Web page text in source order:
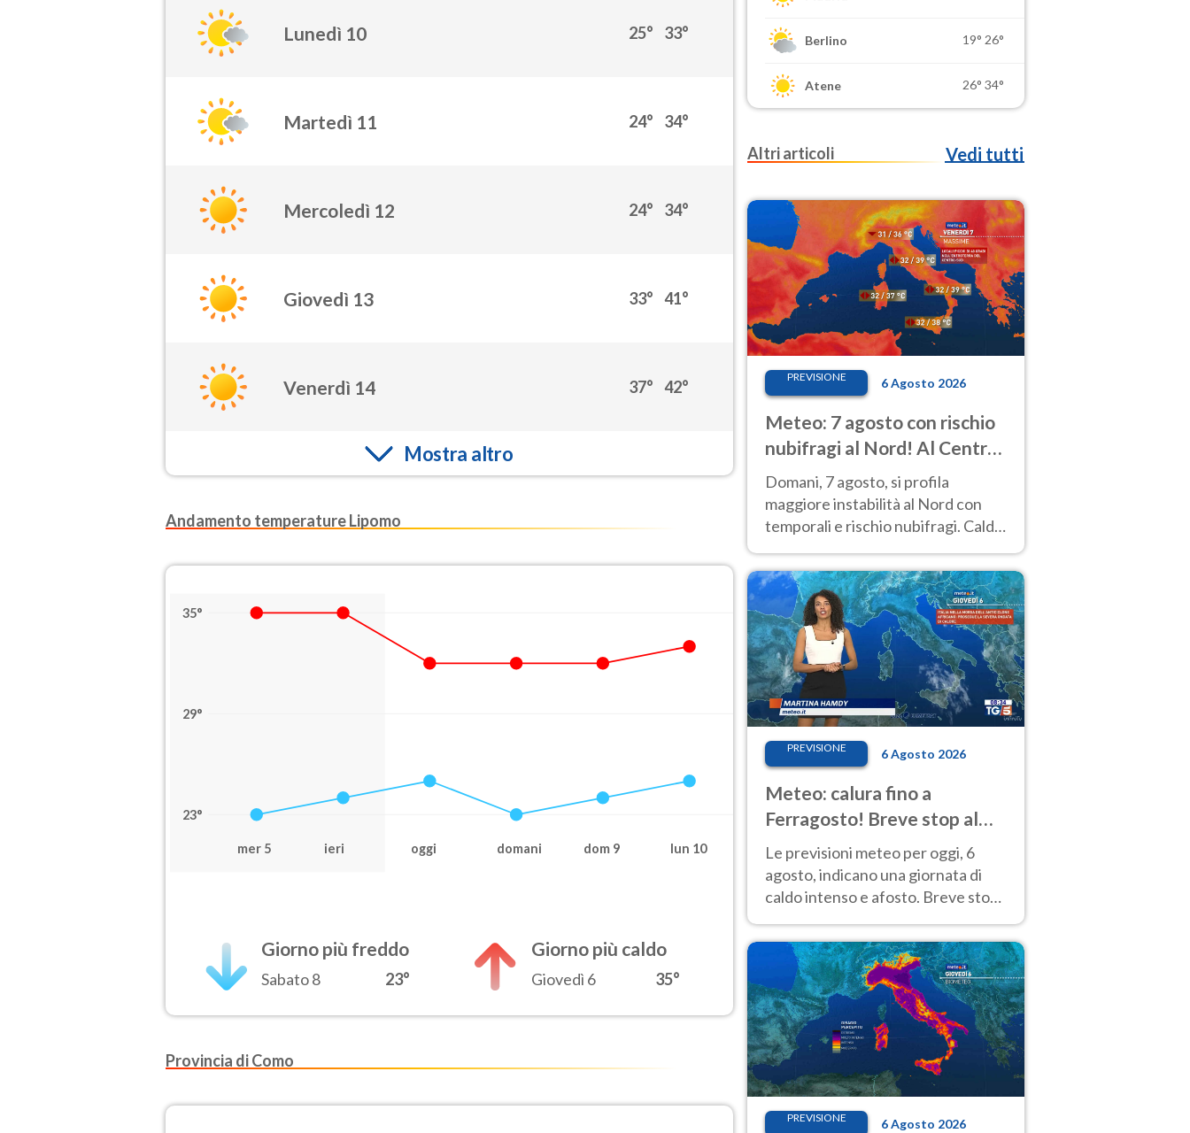
Lunedì 10 25° 33°
Martedì 11 24° 34°
Mercoledì 12 24° 34°
Giovedì 13 33° 41°
Venerdì 14 37° 42°
Mostra altro
Andamento temperature Lipomo
35°
29°
23°
mer 5 ieri oggi domani dom 9 lun 10
Giorno più freddo
Sabato 8 23°
Giorno più caldo
Giovedì 6 35°
Provincia di Como
Berlino 19° 26°
Atene 26° 34°
Altri articoli Vedi tutti
PREVISIONE 6 Agosto 2026
Meteo: 7 agosto con rischio
nubifragi al Nord! Al Centro-
Sud caldo estremo
Domani, 7 agosto, si profila
maggiore instabilità al Nord con
temporali e rischio nubifragi. Caldo
previsioni.
PREVISIONE 6 Agosto 2026
Meteo: calura fino a
Ferragosto! Breve stop al
Nord tra 7 e 9 agosto
Le previsioni meteo per oggi, 6
agosto, indicano una giornata di
caldo intenso e afosto. Breve stop
Nord.
PREVISIONE 6 Agosto 2026